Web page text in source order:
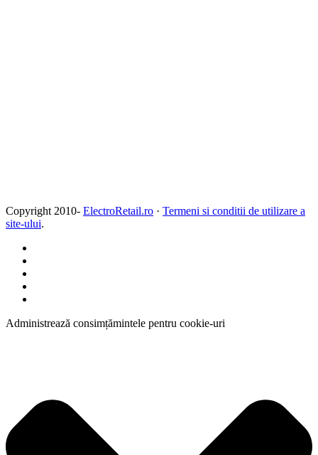
Copyright 2010- ElectroRetail.ro · Termeni si conditii de utilizare a
site-ului.
Administrează consimțămintele pentru cookie-uri